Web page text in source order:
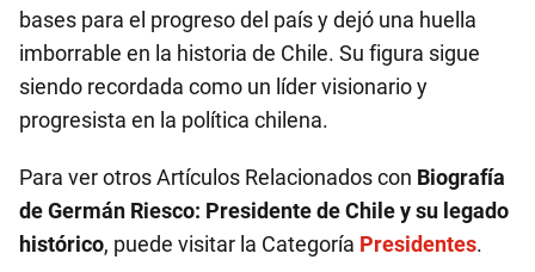
bases para el progreso del país y dejó una huella
imborrable en la historia de Chile. Su figura sigue
siendo recordada como un líder visionario y
progresista en la política chilena.
Para ver otros Artículos Relacionados con Biografía
de Germán Riesco: Presidente de Chile y su legado
histórico, puede visitar la Categoría Presidentes.